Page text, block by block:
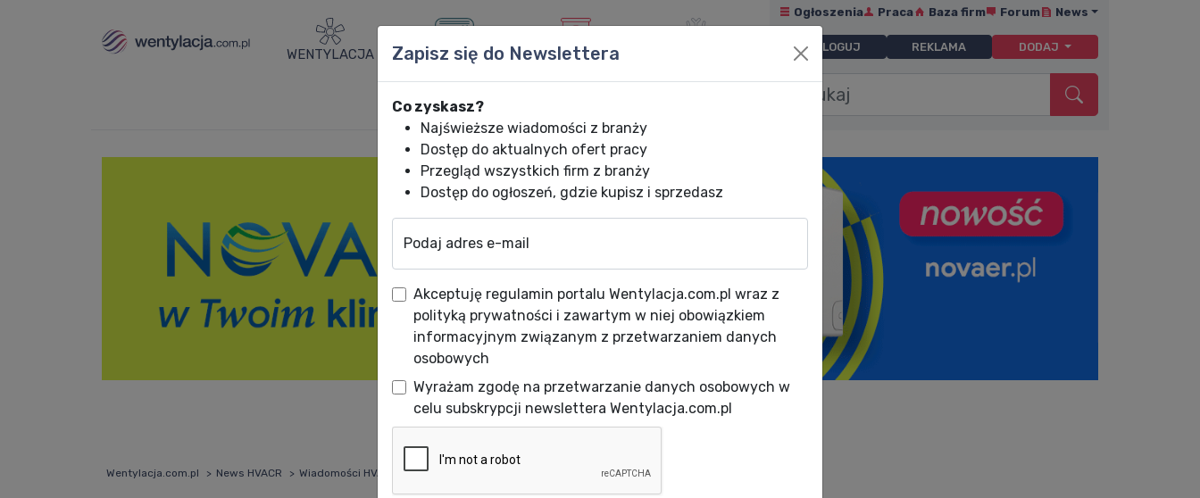
WENTYLACJA KLIMATYZACJA OGRZEWANIE
Ogłoszenia Praca Baza firm Forum News
ZALOGUJ REKLAMA DODAJ
Wentylacja.com.pl News HVACR Wiadomości HVACR Maksymalna efektywność energetyczna: chłodzenie centrów danych
Zapisz się do Newslettera
Co zyskasz?
Najświeższe wiadomości z branży
Dostęp do aktualnych ofert pracy
Przegląd wszystkich firm z branży
Dostęp do ogłoszeń, gdzie kupisz i sprzedasz
Podaj adres e-mail
Akceptuję regulamin portalu Wentylacja.com.pl wraz z
polityką prywatności i zawartym w niej obowiązkiem
informacyjnym związanym z przetwarzaniem danych
osobowych
Wyrażam zgodę na przetwarzanie danych osobowych w
celu subskrypcji newslettera Wentylacja.com.pl